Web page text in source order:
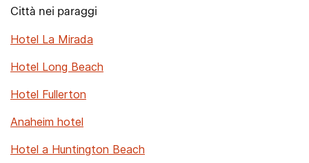
Città nei paraggi
Hotel La Mirada
Hotel Long Beach
Hotel Fullerton
Anaheim hotel
Hotel a Huntington Beach